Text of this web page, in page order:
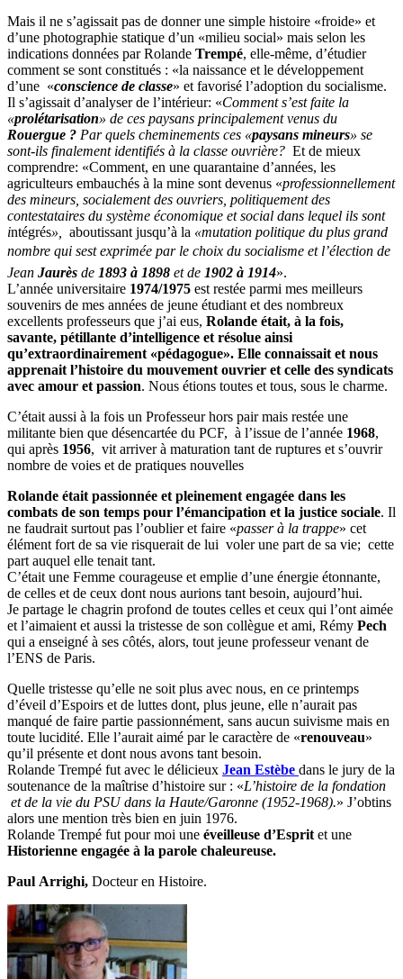
Mais il ne s’agissait pas de donner une simple histoire «froide» et
d’une photographie statique d’un «milieu social» mais selon les
indications données par Rolande Trempé, elle-même, d’étudier
comment se sont constitués : «la naissance et le développement
d’une «conscience de classe» et favorisé l’adoption du socialisme.
Il s’agissait d’analyser de l’intérieur: «Comment s’est faite la
«prolétarisation» de ces paysans principalement venus du
Rouergue ? Par quels cheminements ces «paysans mineurs» se
sont-ils finalement identifiés à la classe ouvrière? Et de mieux
comprendre: «Comment, en une quarantaine d’années, les
agriculteurs embauchés à la mine sont devenus «professionnellement
des mineurs, socialement des ouvriers, politiquement des
contestataires du système économique et social dans lequel ils sont
intégrés», aboutissant jusqu’à la «mutation politique du plus grand
nombre qui sest exprimée par le choix du socialisme et l’élection de
Jean Jaurès de 1893 à 1898 et de 1902 à 1914».
L’année universitaire 1974/1975 est restée parmi mes meilleurs
souvenirs de mes années de jeune étudiant et des nombreux
excellents professeurs que j’ai eus, Rolande était, à la fois,
savante, pétillante d’intelligence et résolue ainsi
qu’extraordinairement «pédagogue». Elle connaissait et nous
apprenait l’histoire du mouvement ouvrier et celle des syndicats
avec amour et passion. Nous étions toutes et tous, sous le charme.
C’était aussi à la fois un Professeur hors pair mais restée une
militante bien que désencartée du PCF, à l’issue de l’année 1968,
qui après 1956, vit arriver à maturation tant de ruptures et s’ouvrir
nombre de voies et de pratiques nouvelles
Rolande était passionnée et pleinement engagée dans les
combats de son temps pour l’émancipation et la justice sociale. Il
ne faudrait surtout pas l’oublier et faire «passer à la trappe» cet
élément fort de sa vie risquerait de lui voler une part de sa vie; cette
part auquel elle tenait tant.
C’était une Femme courageuse et emplie d’une énergie étonnante,
de celles et de ceux dont nous aurions tant besoin, aujourd’hui.
Je partage le chagrin profond de toutes celles et ceux qui l’ont aimée
et l’aimaient et aussi la tristesse de son collègue et ami, Rémy Pech
qui a enseigné à ses côtés, alors, tout jeune professeur venant de
l’ENS de Paris.
Quelle tristesse qu’elle ne soit plus avec nous, en ce printemps
d’éveil d’Espoirs et de luttes dont, plus jeune, elle n’aurait pas
manqué de faire partie passionnément, sans aucun suivisme mais en
toute lucidité. Elle l’aurait aimé par le caractère de «renouveau»
qu’il présente et dont nous avons tant besoin.
Rolande Trempé fut avec le délicieux Jean Estèbe dans le jury de la
soutenance de la maîtrise d’histoire sur : «L’histoire de la fondation
et de la vie du PSU dans la Haute/Garonne (1952-1968).» J’obtins
alors une mention très bien en juin 1976.
Rolande Trempé fut pour moi une éveilleuse d’Esprit et une
Historienne engagée à la parole chaleureuse.
Paul Arrighi, Docteur en Histoire.